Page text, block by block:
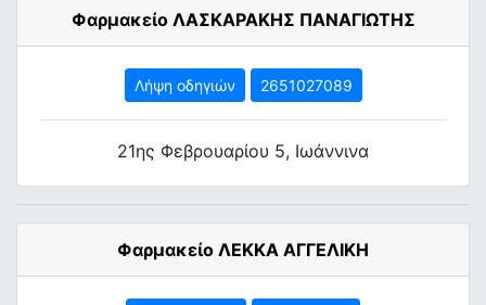
Φαρμακείο ΛΑΣΚΑΡΑΚΗΣ ΠΑΝΑΓΙΩΤΗΣ
Λήψη οδηγιών 2651027089
21ης Φεβρουαρίου 5, Ιωάννινα
Φαρμακείο ΛΕΚΚΑ ΑΓΓΕΛΙΚΗ